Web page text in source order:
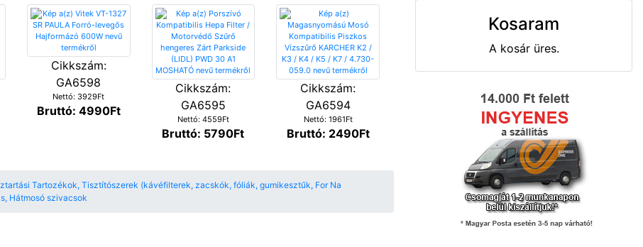
Cikkszám:
GA6598
Nettó: 3929Ft
Bruttó: 4990Ft
Cikkszám:
GA6595
Nettó: 4559Ft
Bruttó: 5790Ft
Cikkszám:
GA6594
Nettó: 1961Ft
Bruttó: 2490Ft
Tartozékok, Tisztítószerek (kávéfilterek, zacskók, fóliák, gumikesztűk, For Na
Hátmosó szivacsok
Kosaram
A kosár üres.